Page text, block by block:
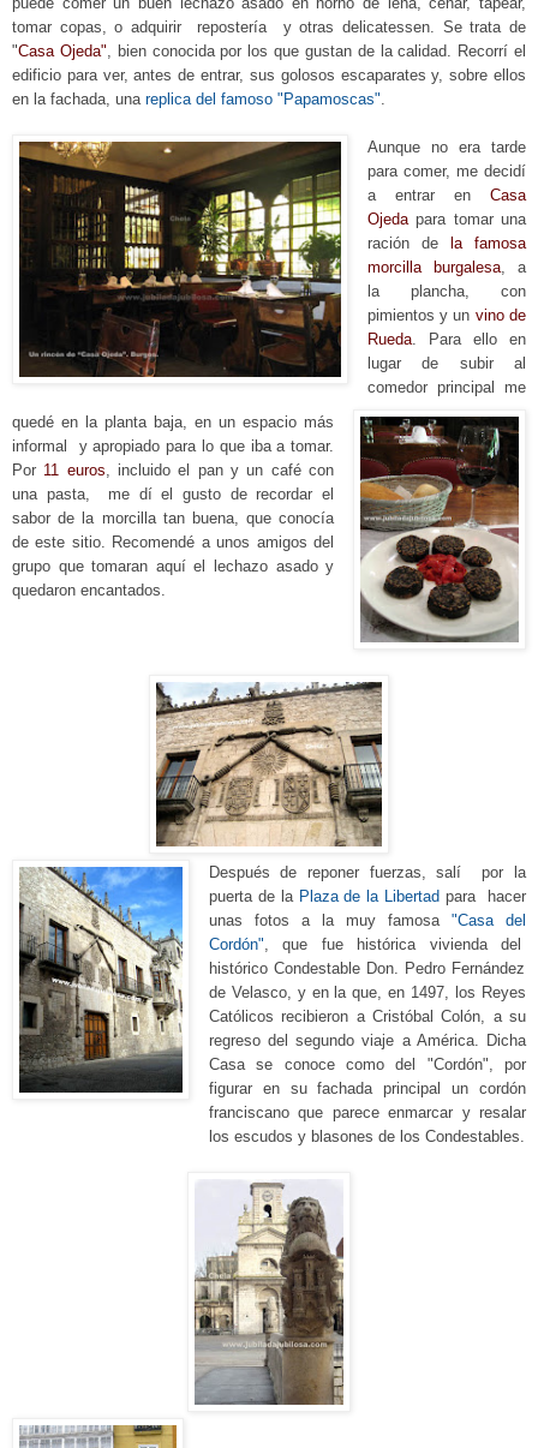
tomar copas, o adquirir repostería y otras delicatessen. Se trata de
"Casa Ojeda", bien conocida por los que gustan de la calidad. Recorrí el
edificio para ver, antes de entrar, sus golosos escaparates y, sobre ellos
en la fachada, una replica del famoso "Papamoscas".
Aunque no era tarde
para comer, me decidí
a entrar en Casa
Ojedapara tomar una
ración de
la famosa
morcilla burgalesa, a
la plancha, con
pimientos y un vino de
Rueda. Para ello en
lugar de subir al
comedor principal me
quedé en la planta baja, en un espacio más
informal y apropiado para lo que iba a tomar.
Por 11 euros, incluido el pan y un café con
una pasta, me dí el gusto de recordar el
sabor de la morcilla tan buena, que conocía
de este sitio. Recomendé a unos amigos del
grupo que tomaran aquí el lechazo asado y
quedaron encantados.
Después de reponer fuerzas, salí por la
puerta de la Plaza de la Libertad para
hacer
unas fotos a la muy famosa "Casa del
Cordón" , que fue histórica vivienda del
histórico Condestable Don. Pedro Fernández
de Velasco, y en la que, en 1497, los Reyes
Católicos recibieron a Cristóbal Colón, a su
regreso del segundo viaje a América.
Dicha
Casa se conoce como del "Cordón", por
figurar en su fachada principal un cordón
franciscano que parece enmarcar y resalar
los escudos y blasones de los Condestables.